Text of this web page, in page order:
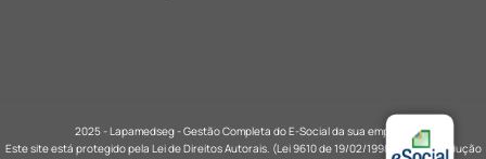
2025 - Lapamedseg - Gestão Completa do E-Social da sua empresa
Este site está protegido pela Lei de Direitos Autorais. (Lei 9610 de 19/02/1998), sua reprodução